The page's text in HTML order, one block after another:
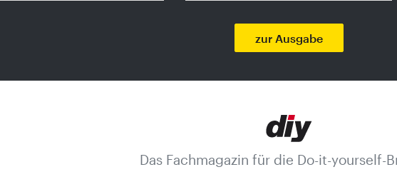
zur Ausgabe
Das Fachmagazin für die Do-it-yourself-